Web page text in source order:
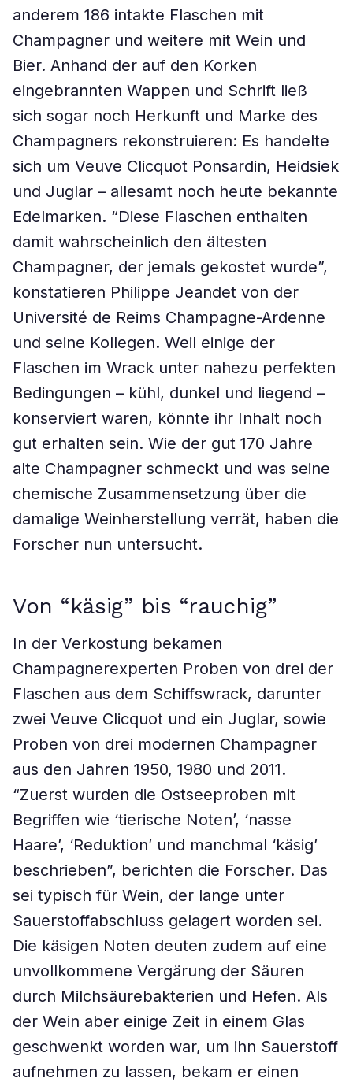
anderem 186 intakte Flaschen mit
Champagner und weitere mit Wein und
Bier. Anhand der auf den Korken
eingebrannten Wappen und Schrift ließ
sich sogar noch Herkunft und Marke des
Champagners rekonstruieren: Es handelte
sich um Veuve Clicquot Ponsardin, Heidsiek
und Juglar – allesamt noch heute bekannte
Edelmarken. “Diese Flaschen enthalten
damit wahrscheinlich den ältesten
Champagner, der jemals gekostet wurde”,
konstatieren Philippe Jeandet von der
Université de Reims Champagne-Ardenne
und seine Kollegen. Weil einige der
Flaschen im Wrack unter nahezu perfekten
Bedingungen – kühl, dunkel und liegend –
konserviert waren, könnte ihr Inhalt noch
gut erhalten sein. Wie der gut 170 Jahre
alte Champagner schmeckt und was seine
chemische Zusammensetzung über die
damalige Weinherstellung verrät, haben die
Forscher nun untersucht.
Von “käsig” bis “rauchig”
In der Verkostung bekamen
Champagnerexperten Proben von drei der
Flaschen aus dem Schiffswrack, darunter
zwei Veuve Clicquot und ein Juglar, sowie
Proben von drei modernen Champagner
aus den Jahren 1950, 1980 und 2011.
“Zuerst wurden die Ostseeproben mit
Begriffen wie ‘tierische Noten’, ‘nasse
Haare’, ‘Reduktion’ und manchmal ‘käsig’
beschrieben”, berichten die Forscher. Das
sei typisch für Wein, der lange unter
Sauerstoffabschluss gelagert worden sei.
Die käsigen Noten deuten zudem auf eine
unvollkommene Vergärung der Säuren
durch Milchsäurebakterien und Hefen. Als
der Wein aber einige Zeit in einem Glas
geschwenkt worden war, um ihn Sauerstoff
aufnehmen zu lassen, bekam er einen